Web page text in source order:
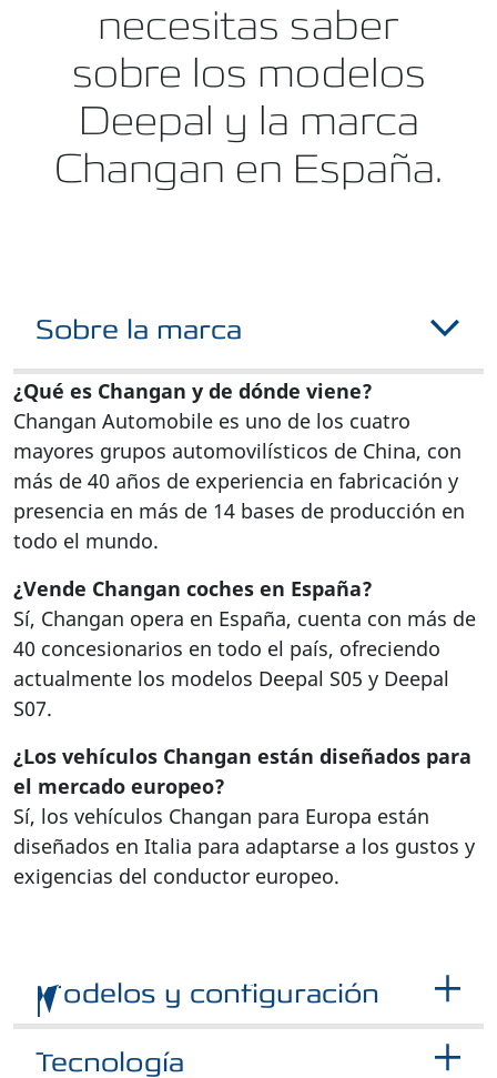
necesitas saber
sobre los modelos
Deepal y la marca
Changan en España.
Sobre la marca
¿Qué es Changan y de dónde viene?
Changan Automobile es uno de los cuatro
mayores grupos automovilísticos de China, con
más de 40 años de experiencia en fabricación y
presencia en más de 14 bases de producción en
todo el mundo.
¿Vende Changan coches en España?
Sí, Changan opera en España, cuenta con más de
40 concesionarios en todo el país, ofreciendo
actualmente los modelos Deepal S05 y Deepal
S07.
¿Los vehículos Changan están diseñados para
el mercado europeo?
Sí, los vehículos Changan para Europa están
diseñados en Italia para adaptarse a los gustos y
exigencias del conductor europeo.
Modelos y configuración
Tecnología